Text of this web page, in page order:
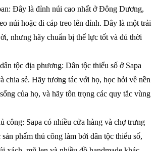
Đây là đỉnh núi cao nhất ở Đông Dương,
núi hoặc đi cáp treo lên đỉnh. Đây là một trải
nhưng hãy chuẩn bị thể lực tốt và đủ thời
tộc địa phương: Dân tộc thiểu số ở Sapa
chia sẻ. Hãy tương tác với họ, học hỏi về nền
của họ, và hãy tôn trọng các quy tắc vùng
công: Sapa có nhiều cửa hàng và chợ trưng
sản phẩm thủ công làm bởi dân tộc thiểu số,